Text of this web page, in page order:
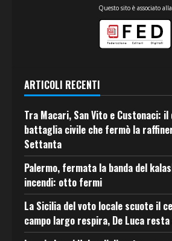
Questo sito è associato alla
ARTICOLI RECENTI
Tra Macari, San Vito e Custonaci:
battaglia civile che fermò la
Settanta
Palermo, fermata la banda del
incendi: otto fermi
La Sicilia del voto locale scuote il
campo largo respira, De Luca